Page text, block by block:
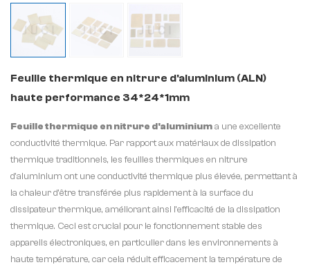
Feuille thermique en nitrure d'aluminium (ALN)
haute performance 34*24*1mm
Feuille thermique en nitrure d'aluminiuma une excellente
conductivité thermique. Par rapport aux matériaux de dissipation
thermique traditionnels, les feuilles thermiques en nitrure
d'aluminium ont une conductivité thermique plus élevée, permettant à
la chaleur d'être transférée plus rapidement à la surface du
dissipateur thermique, améliorant ainsi l'efficacité de la dissipation
thermique. Ceci est crucial pour le fonctionnement stable des
appareils électroniques, en particulier dans les environnements à
haute température, car cela réduit efficacement la température de